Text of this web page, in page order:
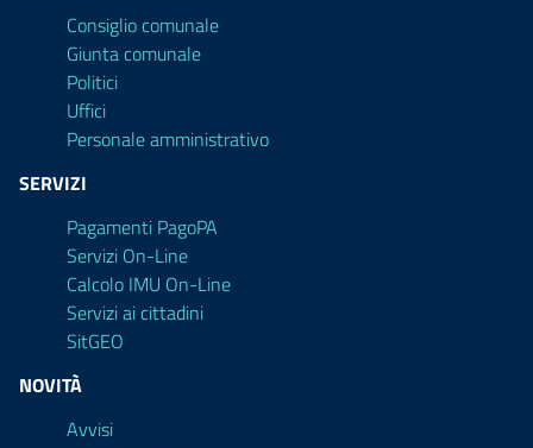
Consiglio comunale
Giunta comunale
Politici
Uffici
Personale amministrativo
SERVIZI
Pagamenti PagoPA
Servizi On-Line
Calcolo IMU On-Line
Servizi ai cittadini
SitGEO
NOVITÀ
Avvisi